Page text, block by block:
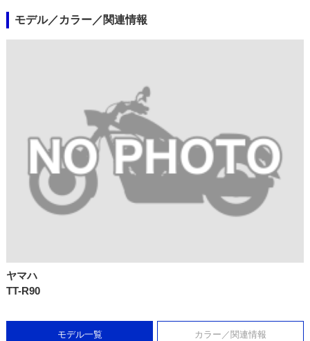
モデル／カラー／関連情報
ヤマハ
TT-R90
モデル一覧 カラー／関連情報